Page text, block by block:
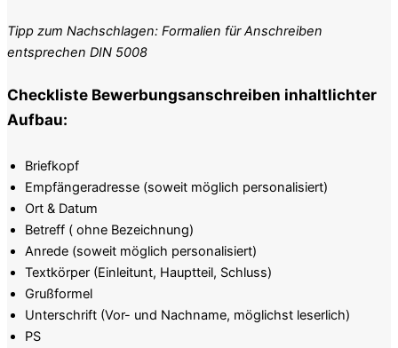
Tipp zum Nachschlagen: Formalien für Anschreiben
entsprechen DIN 5008
Checkliste Bewerbungsanschreiben inhaltlichter
Aufbau:
Briefkopf
Empfängeradresse (soweit möglich personalisiert)
Ort & Datum
Betreff ( ohne Bezeichnung)
Anrede (soweit möglich personalisiert)
Textkörper (Einleitunt, Hauptteil, Schluss)
Grußformel
Unterschrift (Vor- und Nachname, möglichst leserlich)
PS